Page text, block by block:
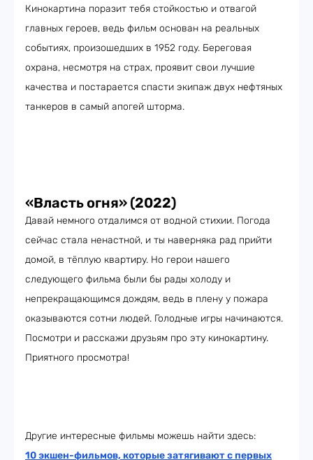
Кинокартина поразит тебя стойкостью и отвагой
главных героев, ведь фильм основан на реальных
событиях, произошедших в 1952 году. Береговая
охрана, несмотря на страх, проявит свои лучшие
качества и постарается спасти экипаж двух нефтяных
танкеров в самый апогей шторма.
«Власть огня» (2022)
Давай немного отдалимся от водной стихии. Погода
сейчас стала ненастной, и ты наверняка рад прийти
домой, в тёплую квартиру. Но герои нашего
следующего фильма были бы рады холоду и
непрекращающимся дождям, ведь в плену у пожара
оказываются сотни людей. Голодные игры начинаются.
Посмотри и расскажи друзьям про эту кинокартину.
Приятного просмотра!
Другие интересные фильмы можешь найти здесь:
10 экшен-фильмов, которые затягивают с первых